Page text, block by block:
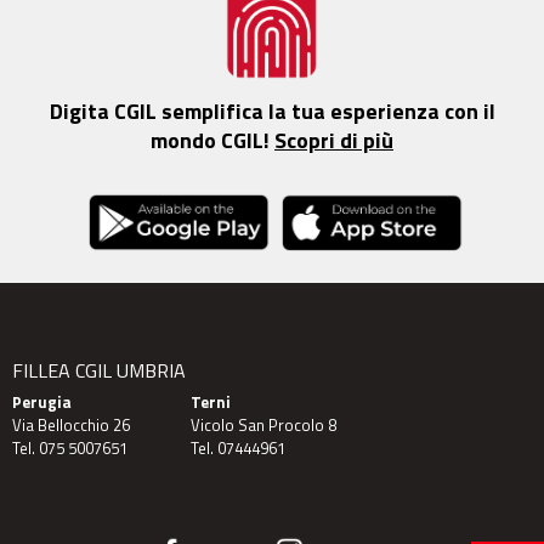
Digita CGIL semplifica la tua esperienza con il
mondo CGIL! Scopri di più
FILLEA CGIL UMBRIA
Perugia
Via Bellocchio 26
Tel. 075 5007651
Terni
Vicolo San Procolo 8
Tel. 07444961